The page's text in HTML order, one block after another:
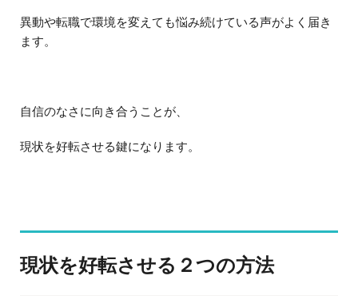
異動や転職で環境を変えても悩み続けている声がよく届き
ます。
自信のなさに向き合うことが、
現状を好転させる鍵になります。
現状を好転させる２つの方法